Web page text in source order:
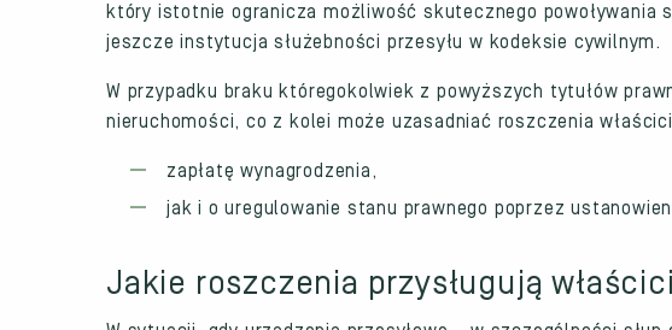
który istotnie ogranicza możliwość skutecznego powoływania
jeszcze instytucja służebności przesyłu w kodeksie cywilnym.
W przypadku braku któregokolwiek z powyższych tytułów
nieruchomości, co z kolei może uzasadniać roszczenia
zapłatę wynagrodzenia,
jak i o uregulowanie stanu prawnego poprzez
Jakie roszczenia przysługują